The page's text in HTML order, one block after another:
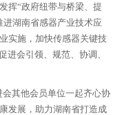
挥“政府纽带与桥梁、提
湖南省感器产业技术应
实施，加快传感器关键技
进会引领、规范、协调、
其他会员单位一起齐心协
发展，助力湖南省打造成